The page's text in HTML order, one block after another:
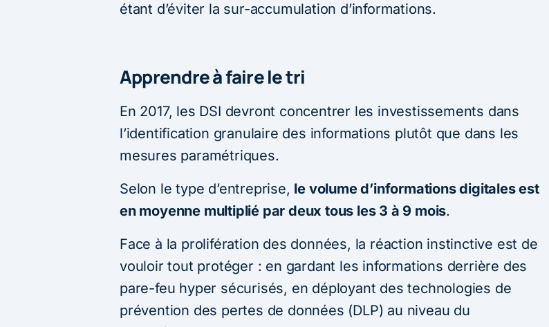
étant d’éviter la sur-accumulation d’informations.
Apprendre à faire le tri
En 2017, les DSI devront concentrer les investissements dans
l’identification granulaire des informations plutôt que dans les
mesures paramétriques.
Selon le type d’entreprise, le volume d’informations digitales est
en moyenne multiplié par deux tous les 3 à 9 mois.
Face à la prolifération des données, la réaction instinctive est de
vouloir tout protéger : en gardant les informations derrière des
pare-feu hyper sécurisés, en déployant des technologies de
prévention des pertes de données (DLP) au niveau du